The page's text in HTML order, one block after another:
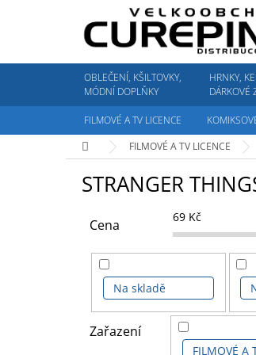
OBLEČENÍ, KŠILTOVKY,
MÓDNÍ DOPLŇKY
HRNKY,
DÁRKOVÉ
FILMOVÉ A TV LICENCE
Domů
FILMOVÉ A TV LICENCE
STRANGER
Cena 69 Kč
Na skladě
Zařazení
FILMOVÉ A